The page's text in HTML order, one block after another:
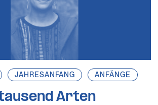
JAHRESANFANG ANFÄNGE
Arten